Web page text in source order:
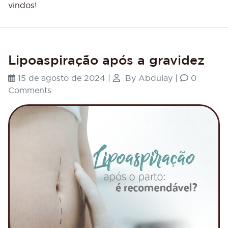
vindos!
Lipoaspiração após a gravidez
15 de agosto de 2024 | By Abdulay |
0
Comments